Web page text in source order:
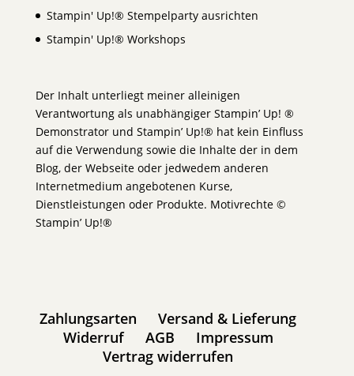
Stampin' Up!® Stempelparty ausrichten
Stampin' Up!® Workshops
Der Inhalt unterliegt meiner alleinigen
Verantwortung als unabhängiger Stampin’ Up! ®
Demonstrator und Stampin’ Up!® hat kein Einfluss
auf die Verwendung sowie die Inhalte der in dem
Blog, der Webseite oder jedwedem anderen
Internetmedium angebotenen Kurse,
Dienstleistungen oder Produkte. Motivrechte ©
Stampin’ Up!®
Zahlungsarten
Versand & Lieferung
Widerruf
AGB
Impressum
Vertrag widerrufen